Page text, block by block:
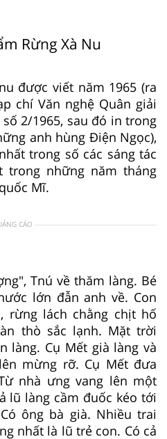
Rừng Xà Nu
được viết năm 1965 (ra
chí Văn nghệ Quân giải
2/1965, sau đó in trong
anh hùng Điện Ngọc),
trong số các sáng tác
trong những năm tháng
Mĩ.
CÁO
Tnú về thăm làng. Bé
lớn đẫn anh về. Con
rừng lách chằng chịt hố
thò sắc lạnh. Mặt trời
làng. Cụ Mết già làng và
mừng rỡ. Cụ Mết đưa
nhà ưng vang lên một
lũ làng cầm đuốc kéo tới
ông bà già. Nhiều trai
nhất là lũ trẻ con. Có cả